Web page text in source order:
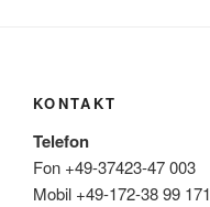
KONTAKT
Telefon
Fon +49-37423-47 003
Mobil +49-172-38 99 171